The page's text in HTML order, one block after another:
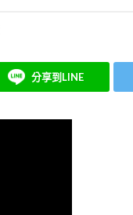
分享到LINE